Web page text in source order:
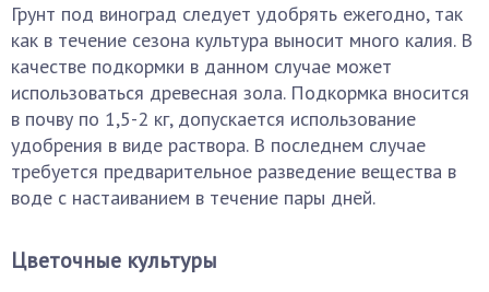
Грунт под виноград следует удобрять ежегодно, так
как в течение сезона культура выносит много калия. В
качестве подкормки в данном случае может
использоваться древесная зола. Подкормка вносится
в почву по 1,5-2 кг, допускается использование
удобрения в виде раствора. В последнем случае
требуется предварительное разведение вещества в
воде с настаиванием в течение пары дней.
Цветочные культуры